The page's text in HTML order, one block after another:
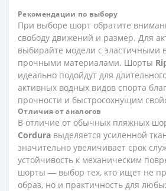
Рекомендации по выбору
При выборе шорт обратите
свободу движений и размер. Для
выбирайте модели с эластичными
прочными материалами. Шорты
идеально подойдут для
активных водных видов спорта
прочности и быстросохнущим
Отличия от аналогов
В отличие от обычных пляжных
Cordura выделяется усиленной
значительно увеличивает срок
устойчивость к механическим
шорты — выбор тех, кто ищет не
образ, но и практичность для